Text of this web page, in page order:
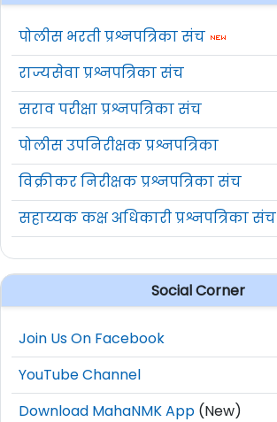
पोलीस भरती प्रश्नपत्रिका संच
राज्यसेवा प्रश्नपत्रिका संच
सराव परीक्षा प्रश्नपत्रिका संच
पोलीस उपनिरीक्षक प्रश्नपत्रिका
विक्रीकर निरीक्षक प्रश्नपत्रिका संच
सहाय्यक कक्ष अधिकारी प्रश्नपत्रिका संच
Social Corner
Join Us On Facebook
YouTube Channel
Download MahaNMK App (New)